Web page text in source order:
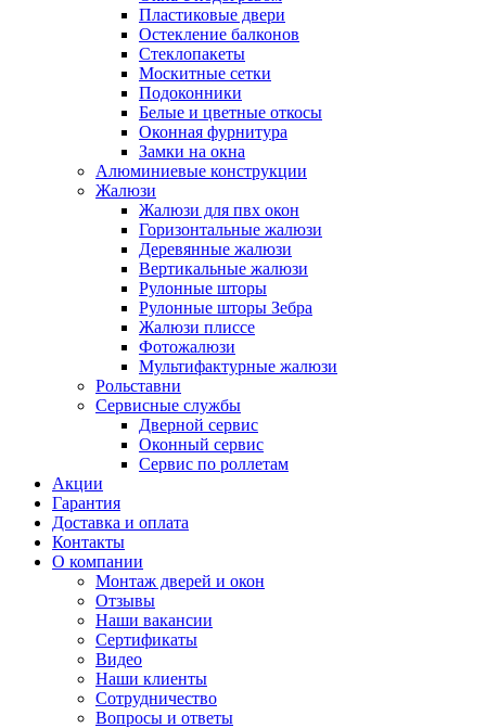
Пластиковые двери
Остекление балконов
Стеклопакеты
Москитные сетки
Подоконники
Белые и цветные откосы
Оконная фурнитура
Замки на окна
Алюминиевые конструкции
Жалюзи
Жалюзи для пвх окон
Горизонтальные жалюзи
Деревянные жалюзи
Вертикальные жалюзи
Рулонные шторы
Рулонные шторы Зебра
Жалюзи плиссе
Фотожалюзи
Мультифактурные жалюзи
Рольставни
Сервисные службы
Дверной сервис
Оконный сервис
Сервис по роллетам
Акции
Гарантия
Доставка и оплата
Контакты
О компании
Монтаж дверей и окон
Отзывы
Наши вакансии
Сертификаты
Видео
Наши клиенты
Сотрудничество
Вопросы и ответы